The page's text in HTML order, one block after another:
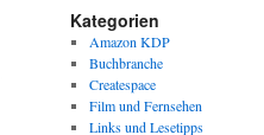
Kategorien
Amazon KDP
Buchbranche
Createspace
Film und Fernsehen
Links und Lesetipps